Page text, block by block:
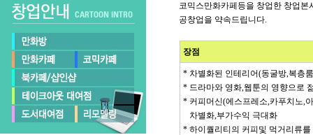
코믹스만화카페등을 창업한 창업
공창업을 약속드립니다.
장점
* 차별화된 인테리어(동굴방,복층
* 드라마와 영화,웹툰의 영향으로
* 커피머신(에스프레소,카푸치노,
차별화,부가수익 극대화
* 하이퀄리티의 커피및 먹거리류